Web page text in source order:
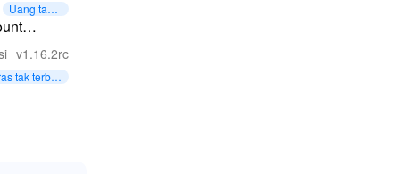
Uang tak t
erbatas
・
v1.16.2rc
tak terbat